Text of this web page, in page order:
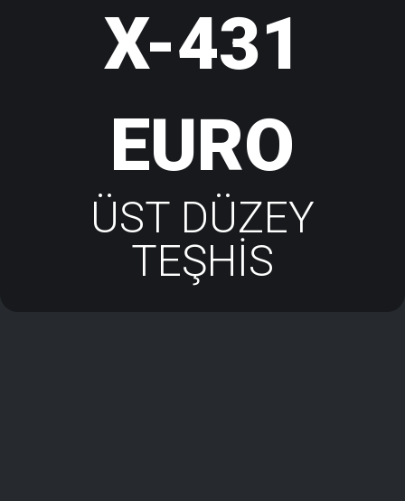
X-431
EURO
ÜST DÜZEY
TEŞHİS